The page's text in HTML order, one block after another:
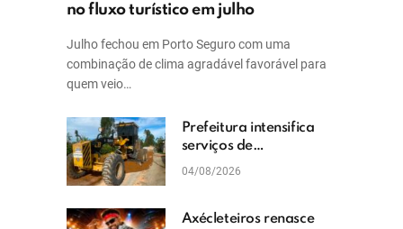
no fluxo turístico em julho
Julho fechou em Porto Seguro com uma
combinação de clima agradável favorável para
quem veio…
Prefeitura intensifica
serviços de
patrolamento e
04/08/2026
Axécleteiros renasce